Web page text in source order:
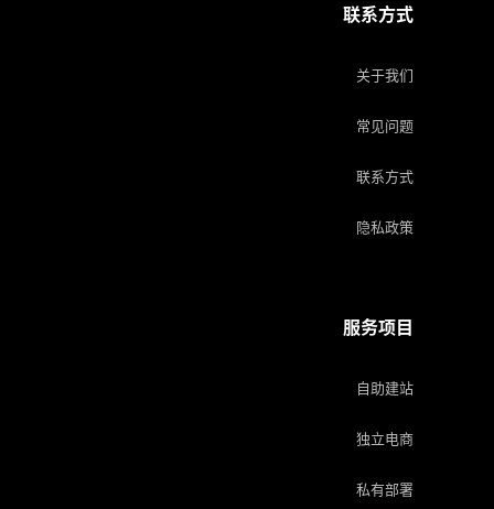
联系方式
关于我们
常见问题
联系方式
隐私政策
服务项目
自助建站
独立电商
私有部署